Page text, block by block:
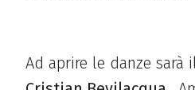
Ad aprire le danze sarà